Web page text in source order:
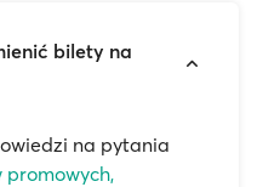
bilety na
na pytania